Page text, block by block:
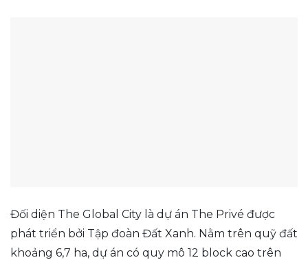
Đối diện The Global City là dự án The Privé được
phát triển bởi Tập đoàn Đất Xanh. Nằm trên quỹ đất
khoảng 6,7 ha, dự án có quy mô 12 block cao trên